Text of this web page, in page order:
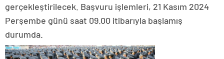
gerçekleştirilecek. Başvuru işlemleri, 21 Kasım 2024
Perşembe günü saat 09.00 itibarıyla başlamış
durumda.